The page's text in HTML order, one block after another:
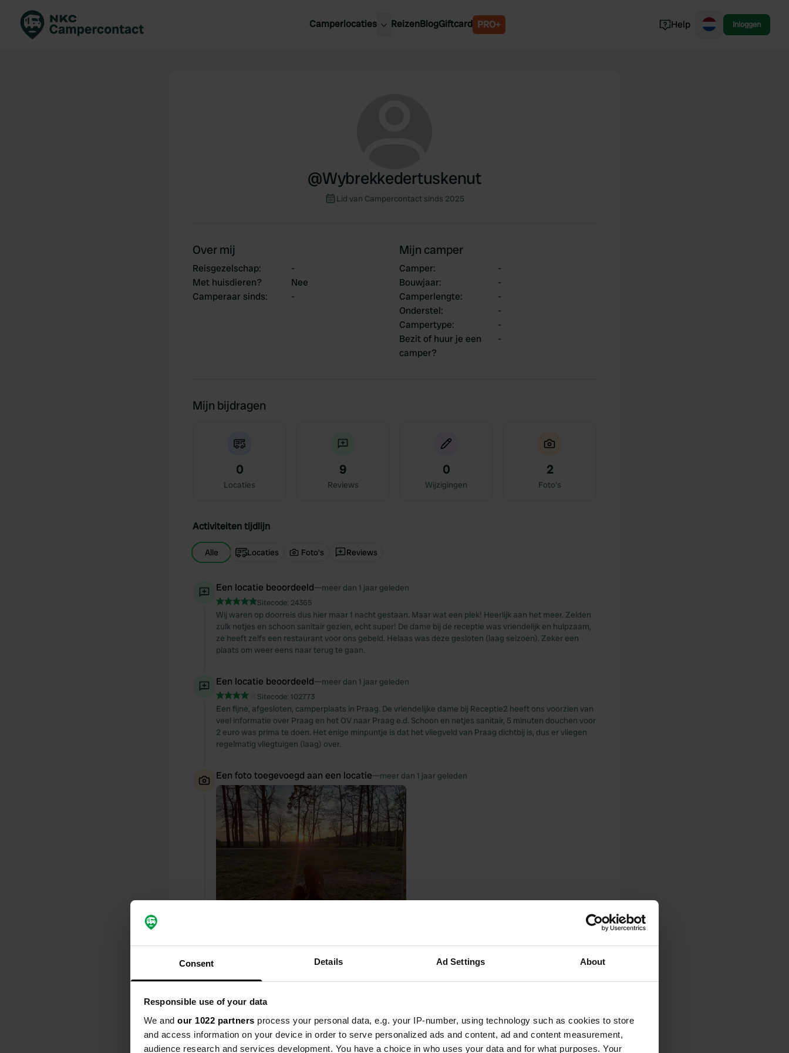
Consent Details Ad Settings About
Responsible use of your data
We and our 1022 partners process your personal data, e.g. your IP-number, using technology such as cookies to store
and access information on your device in order to serve personalized ads and content, ad and content measurement,
audience research and services development. You have a choice in who uses your data and for what purposes. Your
Camperlocaties ReizenBlogGiftcard PRO+ Help Inloggen
@Wybrekkedertuskenut
Lid van Campercontact sinds 2025
Over mij
Reisgezelschap:
-
Met huisdieren?
Nee
Camperaar sinds: -
Mijn camper
Camper:
-
Bouwjaar:
-
Camperlengte:
-
Onderstel:
-
Campertype:
-
Bezit of huur je een
camper?
-
Mijn bijdragen
0
Locaties
9
Reviews
0
Wijzigingen
2
Foto's
Activiteiten tijdlijn
Alle Locaties Foto's Reviews
Een locatie beoordeeld—meer dan 1 jaar geleden
Sitecode: 24365
Wij waren op doorreis dus hier maar 1 nacht gestaan. Maar wat een plek! Heerlijk aan het meer. Zelden
zulk netjes en schoon sanitair gezien, echt super! De dame bij de receptie was vriendelijk en hulpzaam,
ze heeft zelfs een restaurant voor ons gebeld. Helaas was deze gesloten (laag seizoen). Zeker een
plaats om weer eens naar terug te gaan.
Een locatie beoordeeld—meer dan 1 jaar geleden
Sitecode: 102773
Een fijne, afgesloten, camperplaats in Praag. De vriendelijke dame bij Receptie2 heeft ons voorzien van
veel informatie over Praag en het OV naar Praag e.d. Schoon en netjes sanitair, 5 minuten douchen voor
2 euro was prima te doen. Het enige minpuntje is dat het vliegveld van Praag dichtbij is, dus er vliegen
regelmatig vliegtuigen (laag) over.
Een foto toegevoegd aan een locatie—meer dan 1 jaar geleden